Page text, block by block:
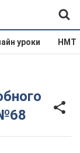
уроки НМТ